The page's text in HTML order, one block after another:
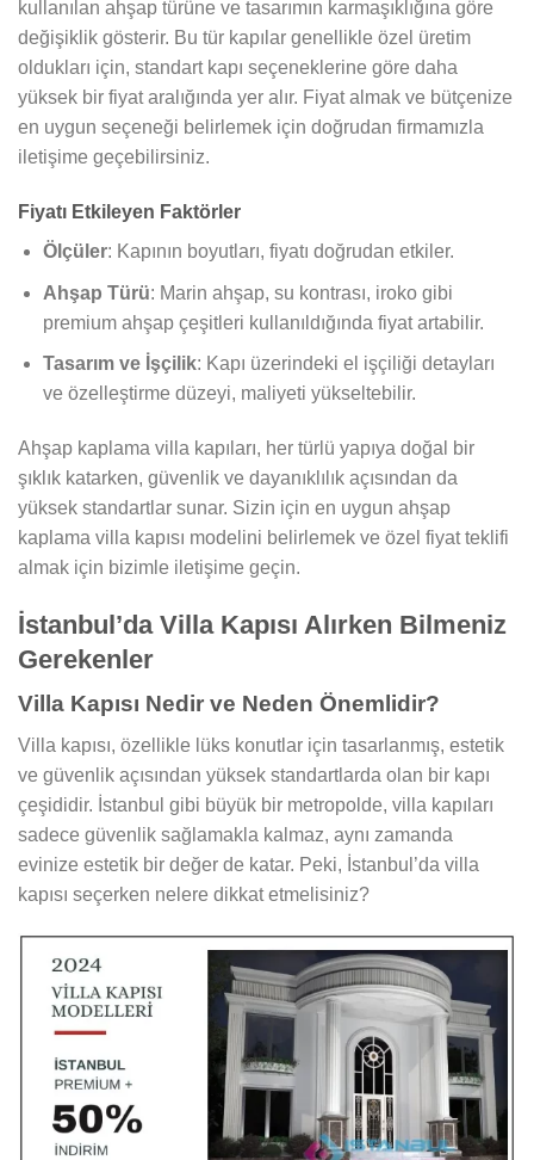
kullanılan ahşap türüne ve tasarımın karmaşıklığına göre
değişiklik gösterir. Bu tür kapılar genellikle özel üretim
oldukları için, standart kapı seçeneklerine göre daha
yüksek bir fiyat aralığında yer alır. Fiyat almak ve bütçenize
en uygun seçeneği belirlemek için doğrudan firmamızla
iletişime geçebilirsiniz.
Fiyatı Etkileyen Faktörler
Ölçüler: Kapının boyutları, fiyatı doğrudan etkiler.
Ahşap Türü: Marin ahşap, su kontrası, iroko gibi
premium ahşap çeşitleri kullanıldığında fiyat artabilir.
Tasarım ve İşçilik: Kapı üzerindeki el işçiliği detayları
ve özelleştirme düzeyi, maliyeti yükseltebilir.
Ahşap kaplama villa kapıları, her türlü yapıya doğal bir
şıklık katarken, güvenlik ve dayanıklılık açısından da
yüksek standartlar sunar. Sizin için en uygun ahşap
kaplama villa kapısı modelini belirlemek ve özel fiyat teklifi
almak için bizimle iletişime geçin.
İstanbul’da Villa Kapısı Alırken Bilmeniz
Gerekenler
Villa Kapısı Nedir ve Neden Önemlidir?
Villa kapısı, özellikle lüks konutlar için tasarlanmış, estetik
ve güvenlik açısından yüksek standartlarda olan bir kapı
çeşididir. İstanbul gibi büyük bir metropolde, villa kapıları
sadece güvenlik sağlamakla kalmaz, aynı zamanda
evinize estetik bir değer de katar. Peki, İstanbul’da villa
kapısı seçerken nelere dikkat etmelisiniz?